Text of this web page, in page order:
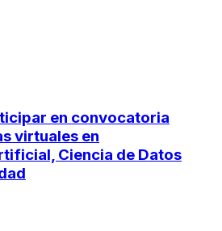
en convocatoria
virtuales en
Ciencia de Datos